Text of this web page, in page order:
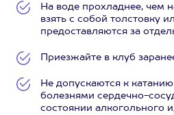
На воде прохладнее, чем
взять с собой толстовку
предоставляются за
Приезжайте в клуб
Не допускаются к
болезнями сердечно-
состоянии алкогольного